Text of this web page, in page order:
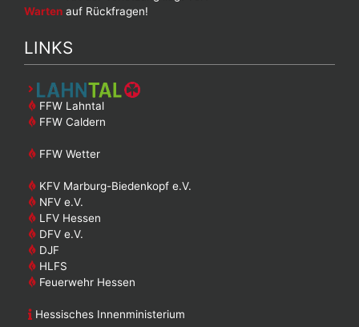
Warten auf Rückfragen!
LINKS
FFW Lahntal
FFW Caldern
FFW Wetter
KFV Marburg-Biedenkopf e.V.
NFV e.V.
LFV Hessen
DFV e.V.
DJF
HLFS
Feuerwehr Hessen
Hessisches Innenministerium